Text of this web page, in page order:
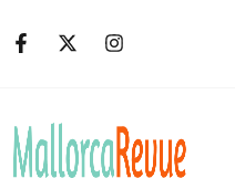
Zum
Inhalt